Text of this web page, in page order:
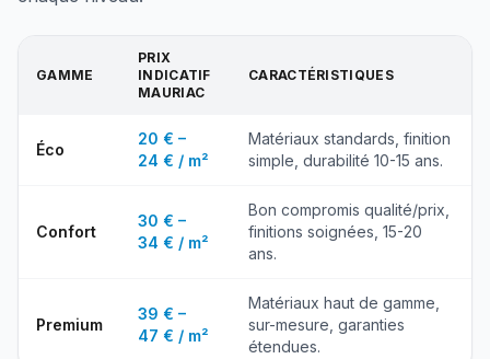
GAMME
PRIX
INDICATIF
MAURIAC
CARACTÉRISTIQUES
Éco
20 € –
24 € / m²
Matériaux standards, finition
simple, durabilité 10-15 ans.
Confort
30 € –
34 € / m²
Bon compromis qualité/prix,
finitions soignées, 15-20
ans.
Premium
39 € –
47 € / m²
Matériaux haut de gamme,
sur-mesure, garanties
étendues.